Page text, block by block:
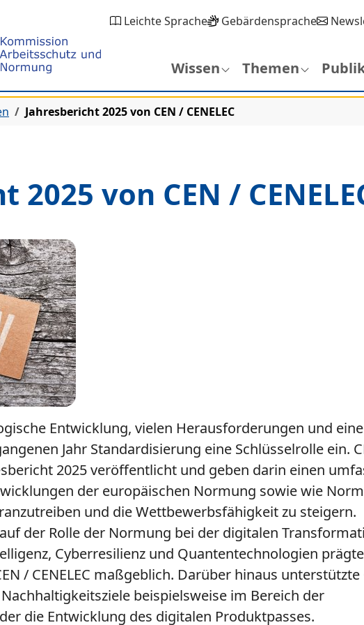
Leichte Sprache Gebärdensprache
Wissen Themen
Jahresbericht 2025 von CEN / CENELEC
2025 von CEN /
Entwicklung, vielen Herausforderungen und
Jahr Standardisierung eine Schlüsselrolle ein.
2025 veröffentlicht und geben darin einen
der europäischen Normung sowie wie
und die Wettbewerbsfähigkeit zu steigern.
der Rolle der Normung bei der digitalen
Cyberresilienz und Quantentechnologien
/ CENELEC maßgeblich. Darüber hinaus unterstützte
Nachhaltigkeitsziele beispielsweise im Bereich der
die Entwicklung des digitalen Produktpasses.